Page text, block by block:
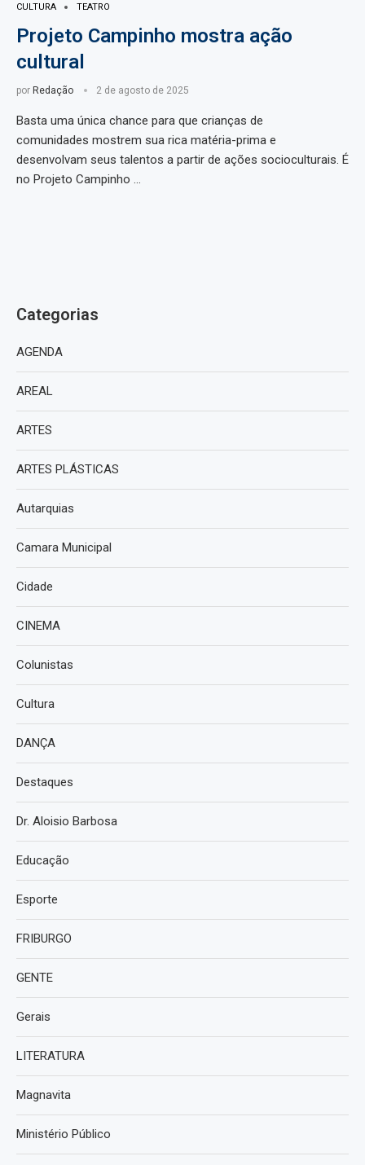
CULTURA TEATRO
Projeto Campinho mostra ação
cultural
por Redação 2 de agosto de 2025
Basta uma única chance para que crianças de
comunidades mostrem sua rica matéria-prima e
desenvolvam seus talentos a partir de ações socioculturais. É
no Projeto Campinho …
Categorias
AGENDA
AREAL
ARTES
ARTES PLÁSTICAS
Autarquias
Camara Municipal
Cidade
CINEMA
Colunistas
Cultura
DANÇA
Destaques
Dr. Aloisio Barbosa
Educação
Esporte
FRIBURGO
GENTE
Gerais
LITERATURA
Magnavita
Ministério Público